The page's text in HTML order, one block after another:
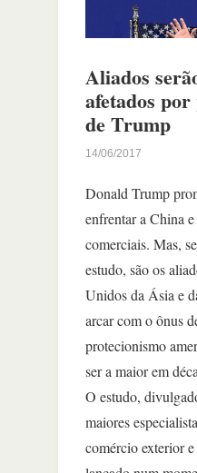
Aliados
afetados
de Trump
14/06/2017
Donald Trump
enfrentar a China
comerciais. Mas,
estudo, são os
Unidos da Ásia e
arcar com o ônus
protecionismo
ser a maior em
O estudo,
maiores
comércio exterior